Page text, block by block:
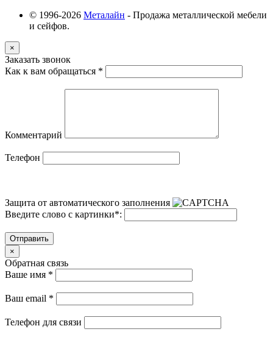
© 1996-2026 Металайн - Продажа металлической мебели
и сейфов.
×
Заказать звонок
Как к вам обращаться *
Комментарий
Телефон
Защита от автоматического заполнения
Введите слово с картинки*:
Отправить
×
Обратная связь
Ваше имя *
Ваш email *
Телефон для связи